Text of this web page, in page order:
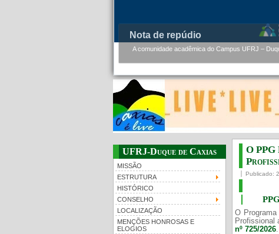
A comunidade acadêmica do Campus UFRJ –
UFRJ-Duque de Caxias
MISSÃO
ESTRUTURA
HISTÓRICO
CONSELHO
LOCALIZAÇÃO
MENÇÕES HONROSAS E
ELOGIOS
O
Publicado:
O
Profissional
nº 725/2026.